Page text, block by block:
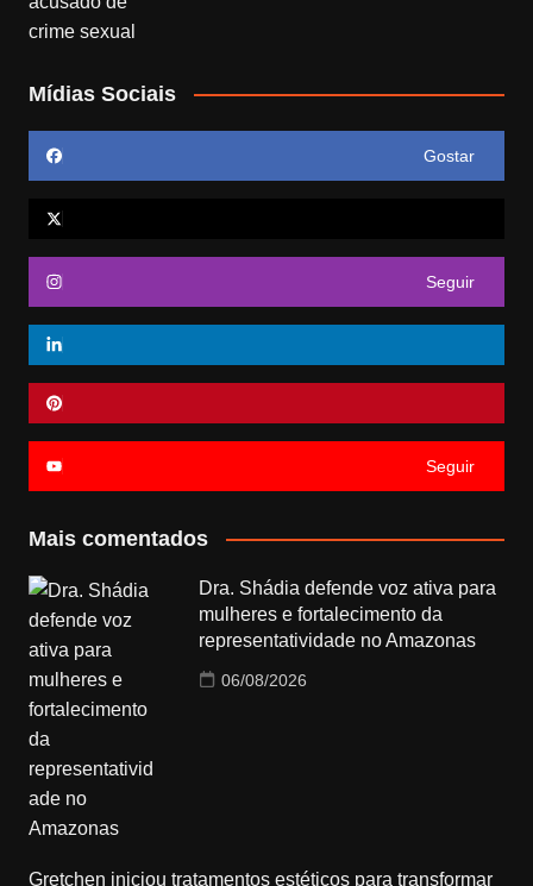
Mídias Sociais
Gostar
Seguir
Seguir
Mais comentados
Dra. Shádia defende voz ativa para
mulheres e fortalecimento da
representatividade no Amazonas
06/08/2026
Gretchen iniciou tratamentos estéticos para transformar